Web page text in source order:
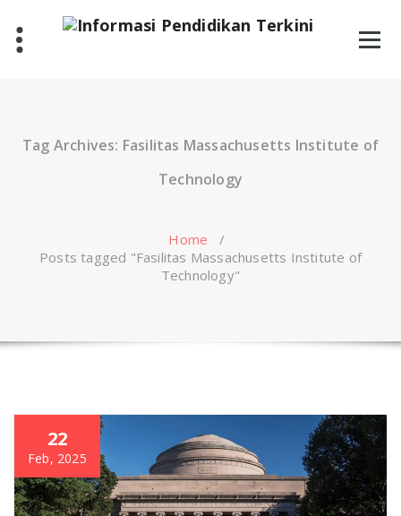
content
Tag Archives: Fasilitas Massachusetts Institute of
Technology
Home /
Posts tagged "Fasilitas Massachusetts Institute of
Technology"
22
Feb, 2025